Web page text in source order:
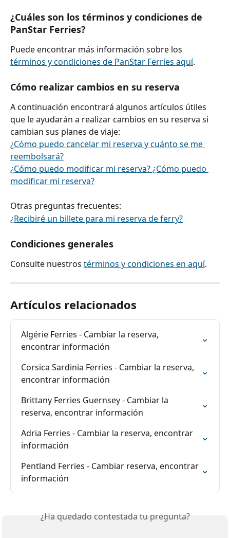
¿Cuáles son los términos y condiciones de
PanStar Ferries?
Puede encontrar más información sobre los
términos y condiciones de PanStar Ferries aquí.
Cómo realizar cambios en su reserva
A continuación encontrará algunos artículos útiles
que le ayudarán a realizar cambios en su reserva si
cambian sus planes de viaje:
¿Cómo puedo cancelar mi reserva y cuánto se me
reembolsará?
¿Cómo puedo modificar mi reserva? ¿Cómo puedo
modificar mi reserva?
Otras preguntas frecuentes:
¿Recibiré un billete para mi reserva de ferry?
Condiciones generales
Consulte nuestros términos y condiciones en aquí.
Artículos relacionados
Algérie Ferries - Cambiar la reserva,
encontrar información
Corsica Sardinia Ferries - Cambiar la reserva,
encontrar información
Brittany Ferries Guernsey - Cambiar la
reserva, encontrar información
Adria Ferries - Cambiar la reserva, encontrar
información
Pentland Ferries - Cambiar reserva, encontrar
información
¿Ha quedado contestada tu pregunta?